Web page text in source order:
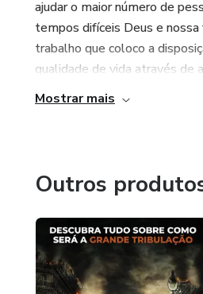
ajudar o maior número de
tempos difíceis Deus e
trabalho que coloco a
qualidade de vida através de
Mostrar mais
Outros